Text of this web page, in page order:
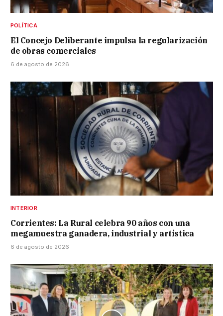
POLÍTICA
El Concejo Deliberante impulsa la regularización
de obras comerciales
6 de agosto de 2026
INTERIOR
Corrientes: La Rural celebra 90 años con una
megamuestra ganadera, industrial y artística
6 de agosto de 2026